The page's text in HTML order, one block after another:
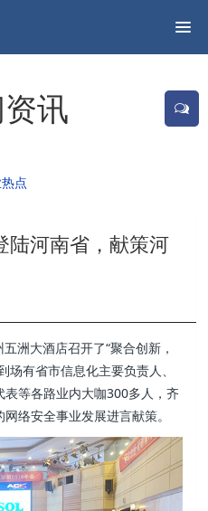
讯
点
陆河南省，献策河
洲大酒店召开了“聚合创新，
场有省市信息化主要负责人、
等各路业内大咖300多人，齐
络安全事业发展进言献策。